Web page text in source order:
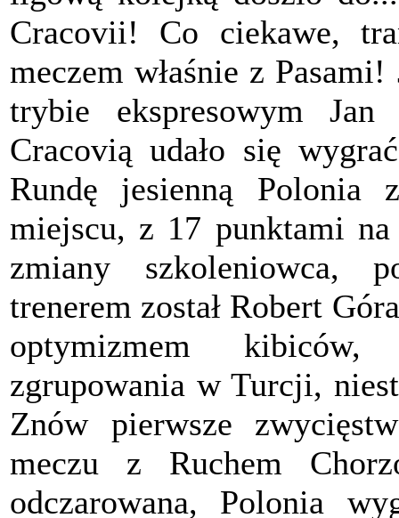
Cracovii! Co ciekawe,
meczem właśnie z
trybie ekspresowym
Cracovią udało się
Rundę jesienną Polonia
miejscu, z 17 punktami
zmiany szkoleniowca,
trenerem został Robert
optymizmem
zgrupowania w Turcji,
Znów pierwsze
meczu z Ruchem
odczarowana, Polonia